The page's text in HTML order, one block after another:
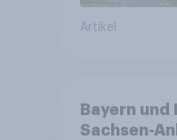
Artikel
Bayern
Sachsen-